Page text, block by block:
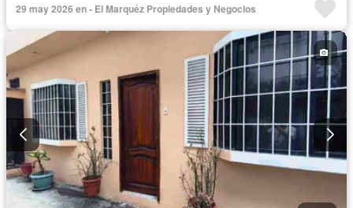
Garita de guardianía
Jacuzzi Piscina
Conserje
Seguridad
Vista panorámica Parcialmente amoblado
29 may 2026 en - El Marquéz Propiedades y Negocios